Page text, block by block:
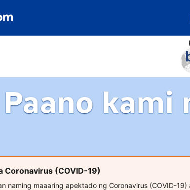
Paano kami
Coronavirus (COVID-19)
naming maaaring apektado ng Coronavirus (COVID-